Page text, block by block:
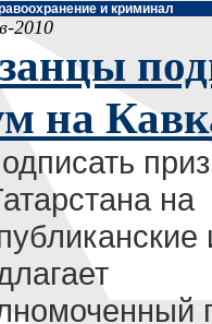
и криминал
2010
на
на